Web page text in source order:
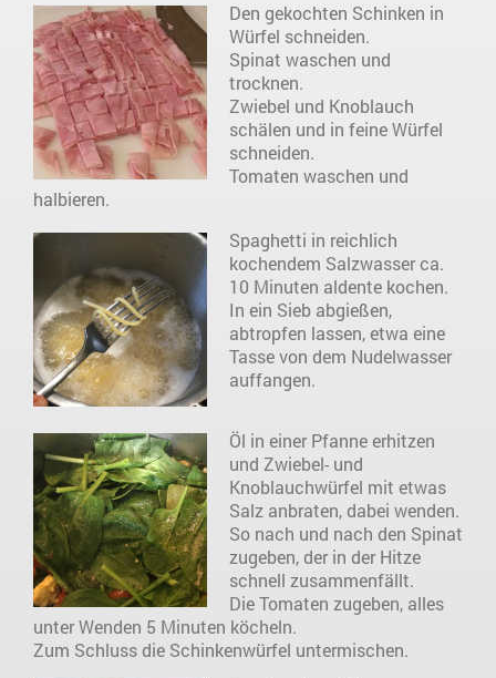
Den gekochten Schinken in
Würfel schneiden.
Spinat waschen und
trocknen.
Zwiebel und Knoblauch
schälen und in feine Würfel
schneiden.
Tomaten waschen und
halbieren.
Spaghetti in reichlich
kochendem Salzwasser ca.
10 Minuten aldente kochen.
In ein Sieb abgießen,
abtropfen lassen, etwa eine
Tasse von dem Nudelwasser
auffangen.
Öl in einer Pfanne erhitzen
und Zwiebel- und
Knoblauchwürfel mit etwas
Salz anbraten, dabei wenden.
So nach und nach den Spinat
zugeben, der in der Hitze
schnell zusammenfällt.
Die Tomaten zugeben, alles
unter Wenden 5 Minuten köcheln.
Zum Schluss die Schinkenwürfel untermischen.